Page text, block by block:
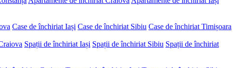
Case de închiriat Iași Case de închiriat Sibiu Case de închiriat Timișoara
Spații de închiriat Iași Spații de închiriat Sibiu Spații de închiriat